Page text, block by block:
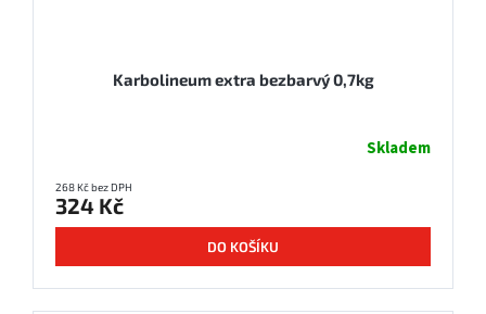
Karbolineum extra bezbarvý 0,7kg
Skladem
268 Kč bez DPH
324 Kč
DO KOŠÍKU